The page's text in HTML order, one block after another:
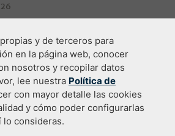
Digitala
y de terceros para
en la página web, conocer
nosotros y recopilar datos
lee nuestra Política de
con mayor detalle las cookies
y cómo poder configurarlas
lo consideras.